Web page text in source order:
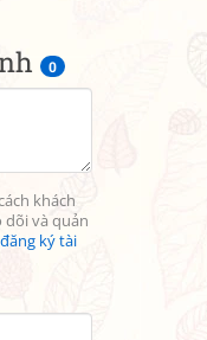
0
khách
dõi và quản
đăng ký tài